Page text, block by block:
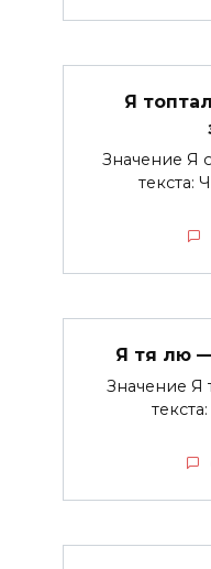
Я
Значение Я
текста:
Я тя лю —
Значение